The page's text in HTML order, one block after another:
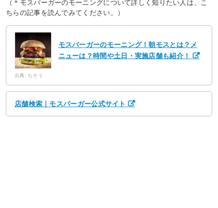
（＊モスバーガーのモーニングについて詳しく知りたい人は、こ
ちらの記事を読んでみてください。）
モスバーガーのモーニング！朝モスとは？メ
ニューは？時間や土日・実施店舗も紹介！
出典: ちそう
店舗検索｜モスバーガー公式サイト